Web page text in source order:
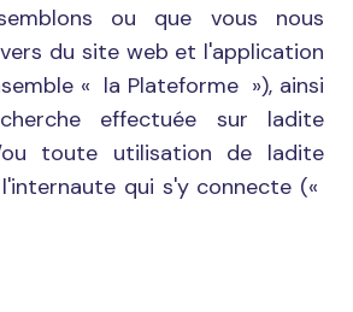
ou que vous nous
du site web et l'application
« la Plateforme »), ainsi
effectuée sur ladite
ou toute utilisation de ladite
qui s'y connecte («